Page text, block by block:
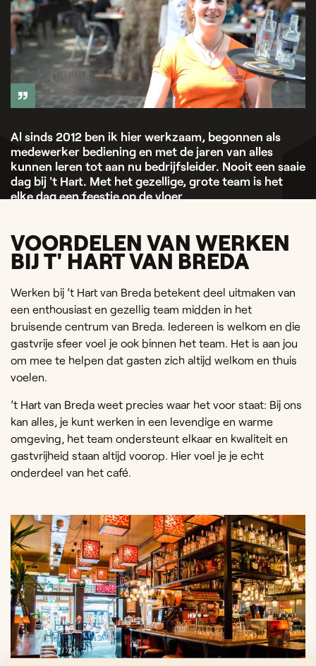
Al sinds 2012 ben ik hier werkzaam, begonnen als
medewerker bediening en met de jaren van alles
kunnen leren tot aan nu bedrijfsleider. Nooit een saaie
dag bij 't Hart. Met het gezellige, grote team is het
elke dag een feestje op de vloer
VOORDELEN VAN WERKEN
BIJ T' HART VAN BREDA
Werken bij ’t Hart van Breda betekent deel uitmaken van
een enthousiast en gezellig team midden in het
bruisende centrum van Breda. Iedereen is welkom en die
gastvrije sfeer voel je ook binnen het team. Het is aan jou
om mee te helpen dat gasten zich altijd welkom en thuis
voelen.
’t Hart van Breda weet precies waar het voor staat: Bij ons
kan alles, je kunt werken in een levendige en warme
omgeving, het team ondersteunt elkaar en kwaliteit en
gastvrijheid staan altijd voorop. Hier voel je je echt
onderdeel van het café.